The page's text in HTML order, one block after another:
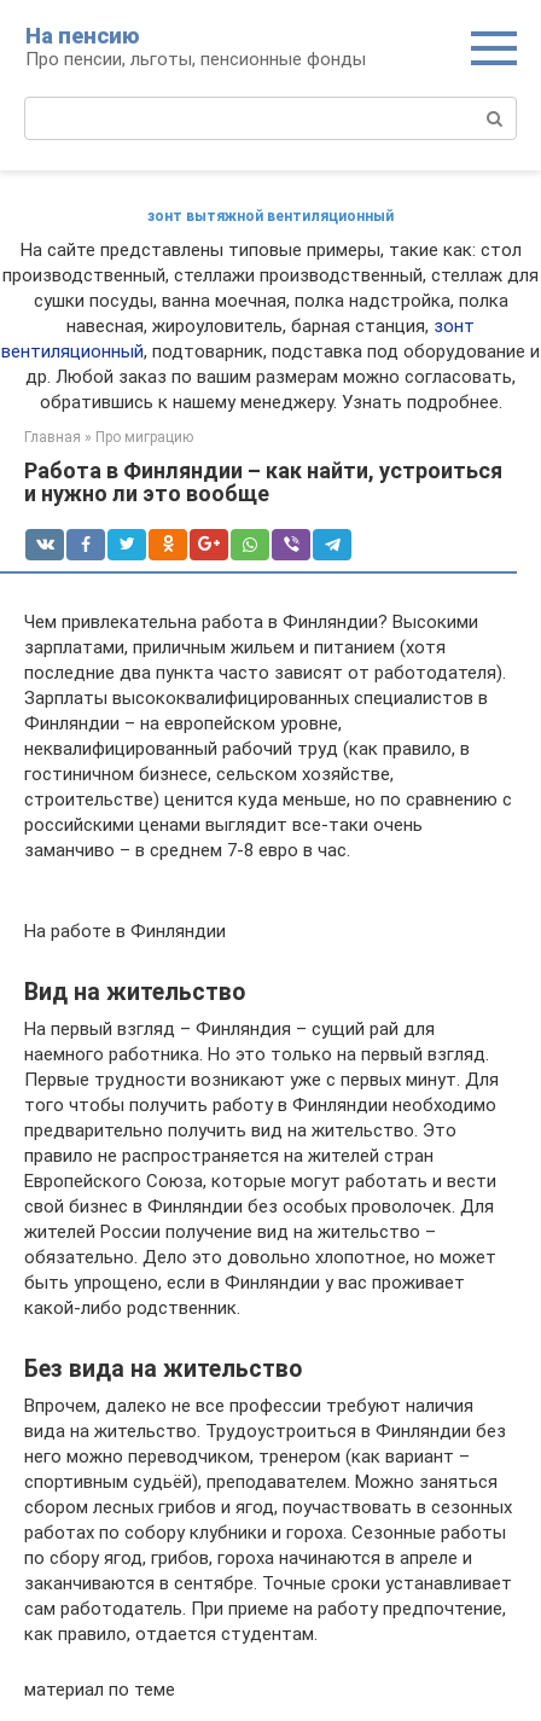
контенту
На пенсию
Про пенсии, льготы, пенсионные фонды
зонт вытяжной вентиляционный
На сайте представлены типовые примеры, такие как: стол
производственный, стеллажи производственный, стеллаж для
сушки посуды, ванна моечная, полка надстройка, полка
навесная, жироуловитель, барная станция, зонт
вентиляционный, подтоварник, подставка под оборудование и
др. Любой заказ по вашим размерам можно согласовать,
обратившись к нашему менеджеру. Узнать подробнее.
Главная » Про миграцию
Работа в Финляндии – как найти, устроиться
и нужно ли это вообще
Чем привлекательна работа в Финляндии? Высокими
зарплатами, приличным жильем и питанием (хотя
последние два пункта часто зависят от работодателя).
Зарплаты высококвалифицированных специалистов в
Финляндии – на европейском уровне,
неквалифицированный рабочий труд (как правило, в
гостиничном бизнесе, сельском хозяйстве,
строительстве) ценится куда меньше, но по сравнению с
российскими ценами выглядит все-таки очень
заманчиво – в среднем 7-8 евро в час.
На работе в Финляндии
Вид на жительство
На первый взгляд – Финляндия – сущий рай для
наемного работника. Но это только на первый взгляд.
Первые трудности возникают уже с первых минут. Для
того чтобы получить работу в Финляндии необходимо
предварительно получить вид на жительство. Это
правило не распространяется на жителей стран
Европейского Союза, которые могут работать и вести
свой бизнес в Финляндии без особых проволочек. Для
жителей России получение вид на жительство –
обязательно. Дело это довольно хлопотное, но может
быть упрощено, если в Финляндии у вас проживает
какой-либо родственник.
Без вида на жительство
Впрочем, далеко не все профессии требуют наличия
вида на жительство. Трудоустроиться в Финляндии без
него можно переводчиком, тренером (как вариант –
спортивным судьёй), преподавателем. Можно заняться
сбором лесных грибов и ягод, поучаствовать в сезонных
работах по собору клубники и гороха. Сезонные работы
по сбору ягод, грибов, гороха начинаются в апреле и
заканчиваются в сентябре. Точные сроки устанавливает
сам работодатель. При приеме на работу предпочтение,
как правило, отдается студентам.
материал по теме